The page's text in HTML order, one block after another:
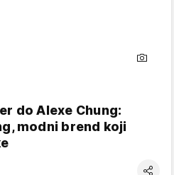
do Alexe Chung:
modni brend koji